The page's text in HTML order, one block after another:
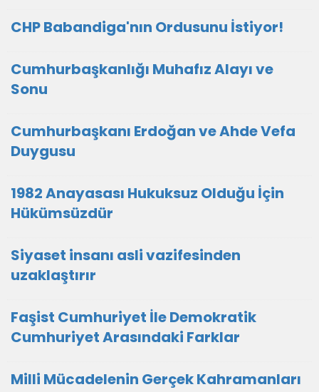
CHP Babandiga'nın Ordusunu İstiyor!
Cumhurbaşkanlığı Muhafız Alayı ve
Sonu
Cumhurbaşkanı Erdoğan ve Ahde Vefa
Duygusu
1982 Anayasası Hukuksuz Olduğu İçin
Hükümsüzdür
Siyaset insanı asli vazifesinden
uzaklaştırır
Faşist Cumhuriyet İle Demokratik
Cumhuriyet Arasındaki Farklar
Milli Mücadelenin Gerçek Kahramanları